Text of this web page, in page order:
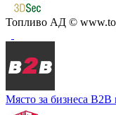
Топливо АД ©
Място за бизнеса В2В